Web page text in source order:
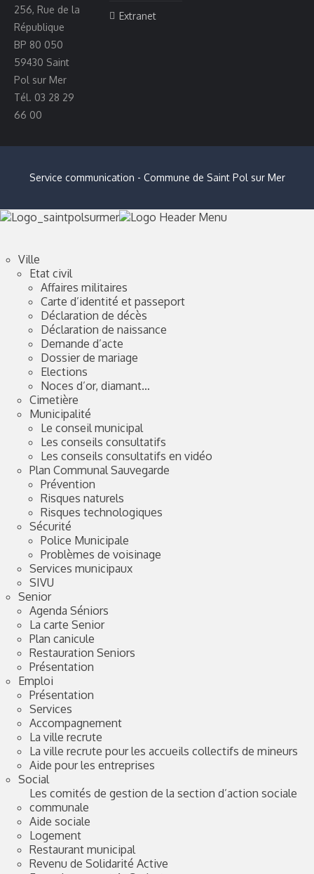
256, Rue de la
République
BP 80 050
59430 Saint
Pol sur Mer
Tél. 03 28 29
66 00
Extranet
Service communication - Commune de Saint Pol sur Mer
Ville
Etat civil
Affaires militaires
Carte d’identité et passeport
Déclaration de décès
Déclaration de naissance
Demande d’acte
Dossier de mariage
Elections
Noces d’or, diamant…
Cimetière
Municipalité
Le conseil municipal
Les conseils consultatifs
Les conseils consultatifs en vidéo
Plan Communal Sauvegarde
Prévention
Risques naturels
Risques technologiques
Sécurité
Police Municipale
Problèmes de voisinage
Services municipaux
SIVU
Senior
Agenda Séniors
La carte Senior
Plan canicule
Restauration Seniors
Présentation
Emploi
Présentation
Services
Accompagnement
La ville recrute
La ville recrute pour les accueils collectifs de mineurs
Aide pour les entreprises
Social
Les comités de gestion de la section d’action sociale
communale
Aide sociale
Logement
Restaurant municipal
Revenu de Solidarité Active